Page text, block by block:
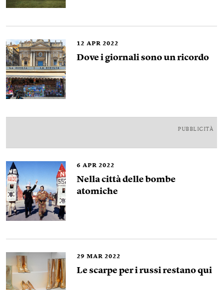
12 APR 2022
Dove i giornali sono un ricordo
PUBBLICITÀ
6 APR 2022
Nella città delle bombe
atomiche
29 MAR 2022
Le scarpe per i russi restano qui